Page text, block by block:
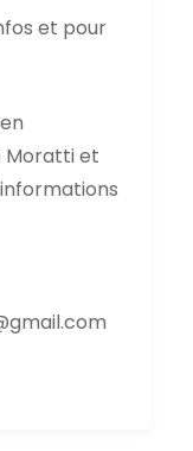
et pour
Moratti et